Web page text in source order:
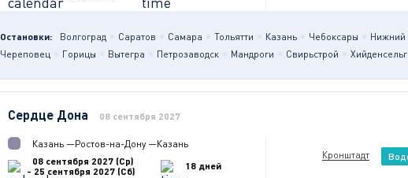
Остановки: Волгоград Саратов Самара Тольятти Казань Чебоксары Нижний
Череповец
Горицы Вытегра Петрозаводск Мандроги Свирьстрой
Сердце Дона 08 сентября 2027
Казань —Ростов-на-Дону —Казань
08 сентября 2027 (Ср)
- 25 сентября 2027 (Сб)
18 дней
Кронштадт